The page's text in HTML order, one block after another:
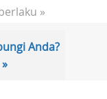
»
Anda?